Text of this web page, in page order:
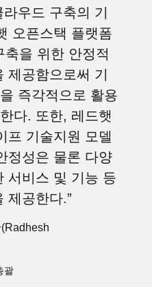
우드 구축의 기
오픈스택 플랫폼
을 위한 안정적
제공함으로써 기
즉각적으로 활용
다. 또한, 레드햇
프 기술지원 모델
정성은 물론 다양
서비스 및 기능 등
제공한다.”
괄